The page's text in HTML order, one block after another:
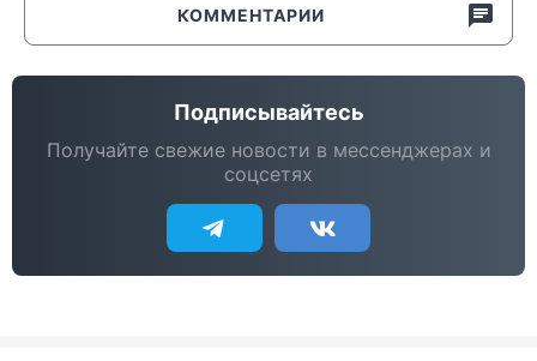
КОММЕНТАРИИ
Подписывайтесь
Получайте свежие новости в мессенджерах и
соцсетях